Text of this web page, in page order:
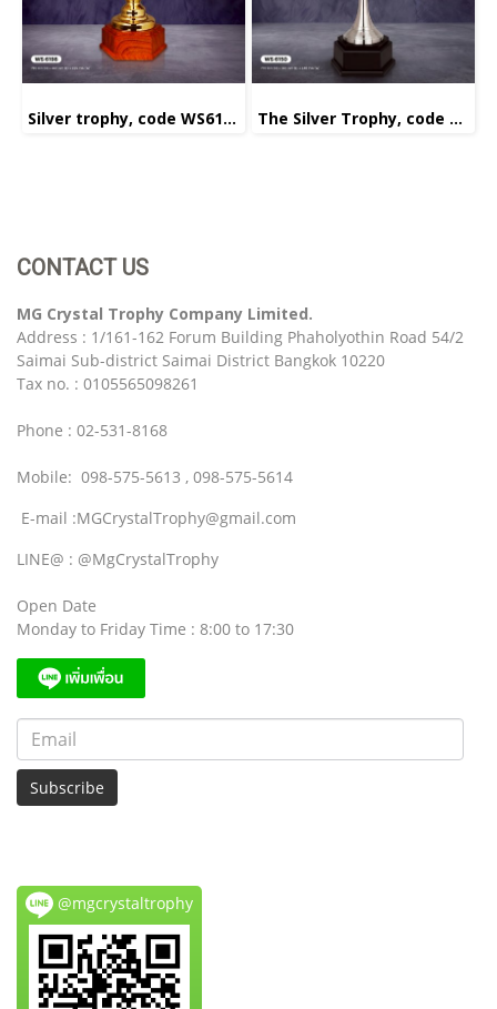
Silver trophy, code WS6198 The Silver Trophy, code WS6150
CONTACT US
MG Crystal Trophy Company Limited.
Address : 1/161-162 Forum Building Phaholyothin Road 54/2
Saimai Sub-district Saimai District Bangkok 10220
Tax no. : 0105565098261
Phone : 02-531-8168
Mobile: 098-575-5613 , 098-575-5614
E-mail :MGCrystalTrophy@gmail.com
LINE@ : @MgCrystalTrophy
Open Date
Monday to Friday Time : 8:00 to 17:30
Subscribe
@mgcrystaltrophy